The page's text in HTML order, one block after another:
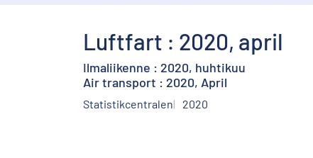
Luftfart : 2020, april
Ilmaliikenne : 2020, huhtikuu
Air transport : 2020, April
Statistikcentralen 2020